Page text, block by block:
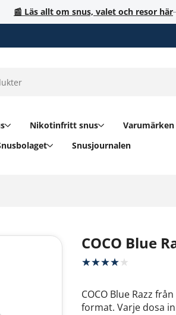
📰 Läs allt om snus, valet och resor här
Nikotinfritt snus Varumärken
Snusjournalen
COCO Blue
COCO Blue Razz
format. Varje dosa